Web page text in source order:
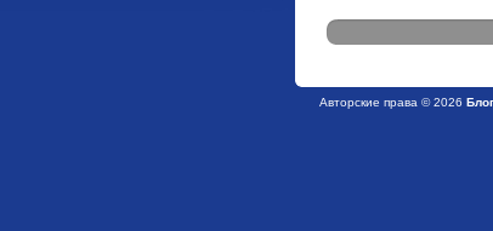
Авторские права © 2026